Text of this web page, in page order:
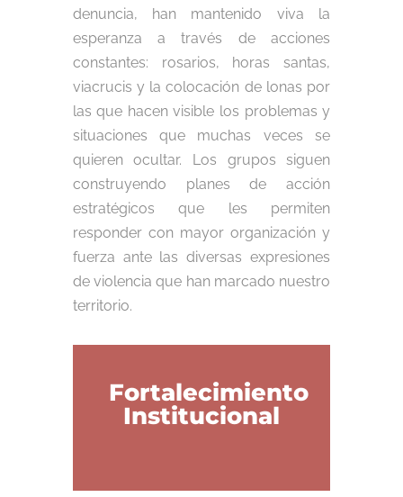
denuncia, han mantenido viva la
esperanza a través de acciones
constantes: rosarios, horas santas,
viacrucis y la colocación de lonas por
las que hacen visible los problemas y
situaciones que muchas veces se
quieren ocultar. Los grupos siguen
construyendo planes de acción
estratégicos que les permiten
responder con mayor organización y
fuerza ante las diversas expresiones
de violencia que han marcado nuestro
territorio.
Fortalecimiento
Institucional